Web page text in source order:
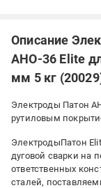
Описание
АНО-36 Elite
мм 5 кг
Электроды Патон
рутиловым
ЭлектродыПатон
дуговой сварки на
ответственных
сталей,